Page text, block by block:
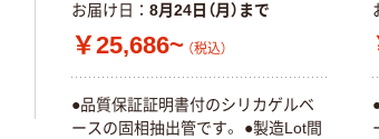
お届け日 8月24日（月）まで
￥25,686~ （税込）
●品質保証証明書付のシリカゲルベ
ースの固相抽出管です。 ●製造Lot間